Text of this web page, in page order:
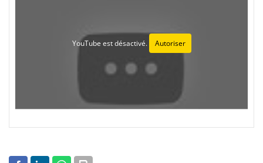
YouTube est désactivé. Autoriser